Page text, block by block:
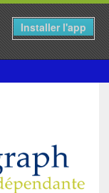
Installer l'app